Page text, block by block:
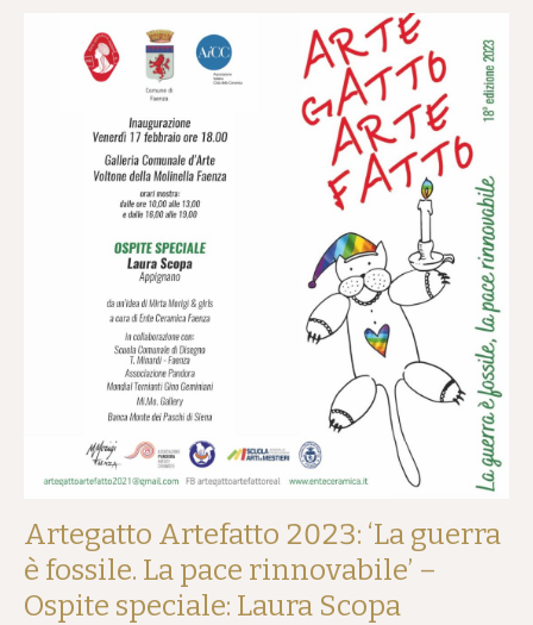
Artegatto Artefatto 2023: ‘La guerra
è fossile. La pace rinnovabile’ –
Ospite speciale: Laura Scopa